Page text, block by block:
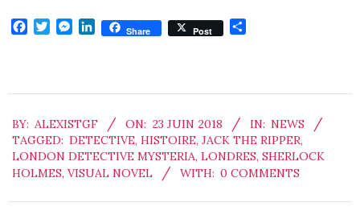
Facebook
TwitterMessenger
LinkedIn
Share Post
06-
23
BY: ALEXISTGF ON: 23 JUIN 2018 IN: NEWS
TAGGED: DETECTIVE, HISTOIRE, JACK THE RIPPER,
LONDON DETECTIVE MYSTERIA, LONDRES, SHERLOCK
HOLMES, VISUAL NOVEL WITH: 0 COMMENTS